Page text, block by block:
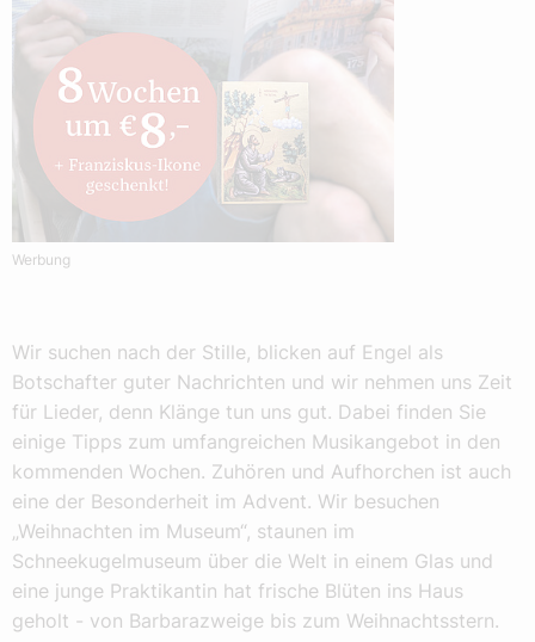
Werbung
Wir suchen nach der Stille, blicken auf Engel als
Botschafter guter Nachrichten und wir nehmen uns Zeit
für Lieder, denn Klänge tun uns gut. Dabei finden Sie
einige Tipps zum umfangreichen Musikangebot in den
kommenden Wochen. Zuhören und Aufhorchen ist auch
eine der Besonderheit im Advent. Wir besuchen
„Weihnachten im Museum“, staunen im
Schneekugelmuseum über die Welt in einem Glas und
eine junge Praktikantin hat frische Blüten ins Haus
geholt - von Barbarazweige bis zum Weihnachtsstern.